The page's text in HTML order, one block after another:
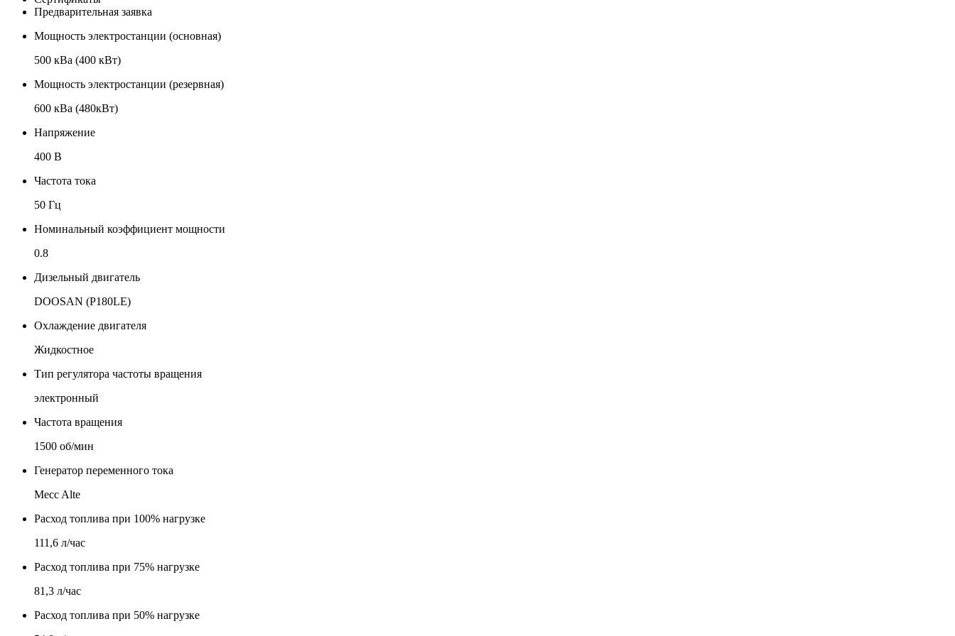
Предварительная заявка
Мощность электростанции (основная)
500 кВа (400 кВт)
Мощность электростанции (резервная)
600 кВа (480кВт)
Напряжение
400 В
Частота тока
50 Гц
Номинальный коэффициент мощности
0.8
Дизельный двигатель
DOOSAN (P180LE)
Охлаждение двигателя
Жидкостное
Тип регулятора частоты вращения
электронный
Частота вращения
1500 об/мин
Генератор переменного тока
Mecc Alte
Расход топлива при 100% нагрузке
111,6 л/час
Расход топлива при 75% нагрузке
81,3 л/час
Расход топлива при 50% нагрузке